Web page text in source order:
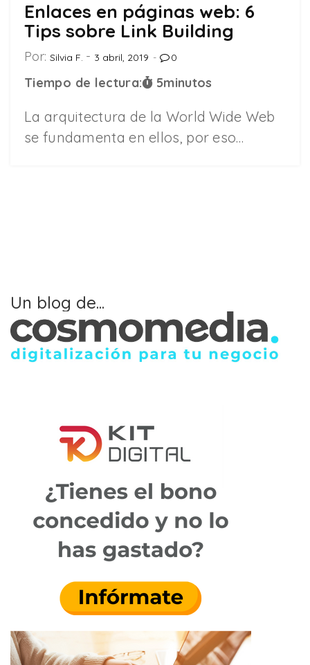
Enlaces en páginas web: 6
Tips sobre Link Building
Por: Silvia F. 3 abril, 2019 0
Tiempo de lectura: 5minutos
La arquitectura de la World Wide Web
se fundamenta en ellos, por eso…
Un blog de...